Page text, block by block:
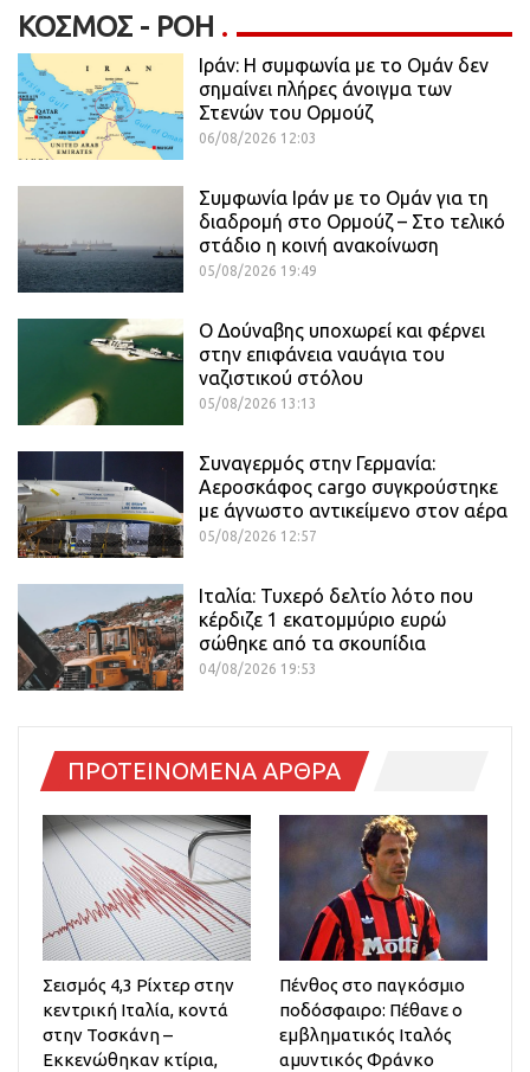
ΚΌΣΜΟΣ - ΡΟΗ
Ιράν: Η συμφωνία με το Ομάν δεν
σημαίνει πλήρες άνοιγμα των
Στενών του Ορμούζ
06/08/2026 12:03
Συμφωνία Ιράν με το Ομάν για τη
διαδρομή στο Ορμούζ – Στο τελικό
στάδιο η κοινή ανακοίνωση
05/08/2026 19:49
Ο Δούναβης υποχωρεί και φέρνει
στην επιφάνεια ναυάγια του
ναζιστικού στόλου
05/08/2026 13:13
Συναγερμός στην Γερμανία:
Αεροσκάφος cargo συγκρούστηκε
με άγνωστο αντικείμενο στον αέρα
05/08/2026 12:57
Ιταλία: Τυχερό δελτίο λότο που
κέρδιζε 1 εκατομμύριο ευρώ
σώθηκε από τα σκουπίδια
04/08/2026 19:53
ΠΡΟΤΕΙΝΟΜΕΝΑ ΑΡΘΡΑ
Σεισμός 4,3 Ρίχτερ στην
κεντρική Ιταλία, κοντά
στην Τοσκάνη –
Εκκενώθηκαν κτίρια,
Πένθος στο παγκόσμιο
ποδόσφαιρο: Πέθανε ο
εμβληματικός Ιταλός
αμυντικός Φράνκο